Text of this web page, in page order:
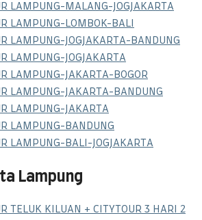
LAMPUNG-MALANG-JOGJAKARTA
LAMPUNG-LOMBOK-BALI
LAMPUNG-JOGJAKARTA-BANDUNG
LAMPUNG-JOGJAKARTA
LAMPUNG-JAKARTA-BOGOR
LAMPUNG-JAKARTA-BANDUNG
LAMPUNG-JAKARTA
LAMPUNG-BANDUNG
LAMPUNG-BALI-JOGJAKARTA
Lampung
TELUK KILUAN + CITYTOUR 3 HARI 2